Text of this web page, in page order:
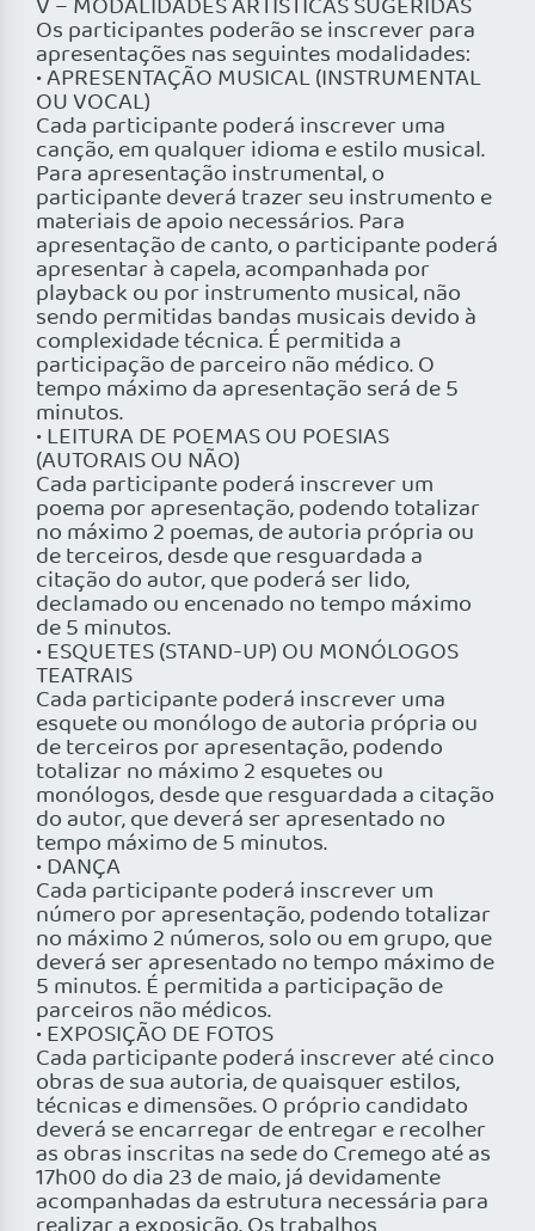
V – MODALIDADES ARTÍSTICAS SUGERIDAS
Os participantes poderão se inscrever para
apresentações nas seguintes modalidades:
• APRESENTAÇÃO MUSICAL (INSTRUMENTAL
OU VOCAL)
Cada participante poderá inscrever uma
canção, em qualquer idioma e estilo musical.
Para apresentação instrumental, o
participante deverá trazer seu instrumento e
materiais de apoio necessários. Para
apresentação de canto, o participante poderá
apresentar à capela, acompanhada por
playback ou por instrumento musical, não
sendo permitidas bandas musicais devido à
complexidade técnica. É permitida a
participação de parceiro não médico. O
tempo máximo da apresentação será de 5
minutos.
• LEITURA DE POEMAS OU POESIAS
(AUTORAIS OU NÃO)
Cada participante poderá inscrever um
poema por apresentação, podendo totalizar
no máximo 2 poemas, de autoria própria ou
de terceiros, desde que resguardada a
citação do autor, que poderá ser lido,
declamado ou encenado no tempo máximo
de 5 minutos.
• ESQUETES (STAND-UP) OU MONÓLOGOS
TEATRAIS
Cada participante poderá inscrever uma
esquete ou monólogo de autoria própria ou
de terceiros por apresentação, podendo
totalizar no máximo 2 esquetes ou
monólogos, desde que resguardada a citação
do autor, que deverá ser apresentado no
tempo máximo de 5 minutos.
• DANÇA
Cada participante poderá inscrever um
número por apresentação, podendo totalizar
no máximo 2 números, solo ou em grupo, que
deverá ser apresentado no tempo máximo de
5 minutos. É permitida a participação de
parceiros não médicos.
• EXPOSIÇÃO DE FOTOS
Cada participante poderá inscrever até cinco
obras de sua autoria, de quaisquer estilos,
técnicas e dimensões. O próprio candidato
deverá se encarregar de entregar e recolher
as obras inscritas na sede do Cremego até as
17h00 do dia 23 de maio, já devidamente
acompanhadas da estrutura necessária para